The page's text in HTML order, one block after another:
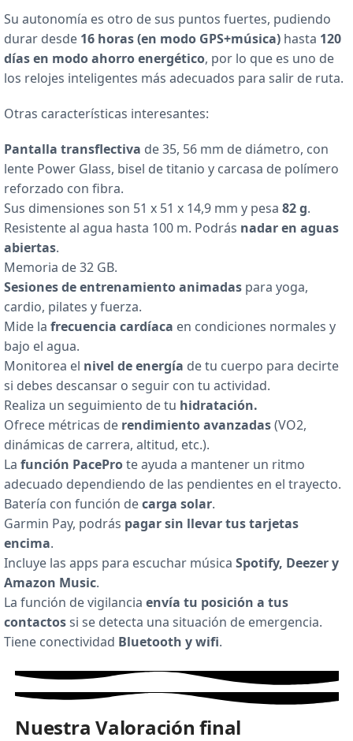
Su autonomía es otro de sus puntos fuertes, pudiendo
durar desde 16 horas (en modo GPS+música) hasta 120
días en modo ahorro energético, por lo que es uno de
los relojes inteligentes más adecuados para salir de ruta.
Otras características interesantes:
Pantalla transflectiva de 35, 56 mm de diámetro, con
lente Power Glass, bisel de titanio y carcasa de polímero
reforzado con fibra.
Sus dimensiones son 51 x 51 x 14,9 mm y pesa 82 g.
Resistente al agua hasta 100 m. Podrás nadar en aguas
abiertas.
Memoria de 32 GB.
Sesiones de entrenamiento animadas para yoga,
cardio, pilates y fuerza.
Mide la frecuencia cardíaca en condiciones normales y
bajo el agua.
Monitorea el nivel de energía de tu cuerpo para decirte
si debes descansar o seguir con tu actividad.
Realiza un seguimiento de tu hidratación.
Ofrece métricas de rendimiento avanzadas(VO2,
dinámicas de carrera, altitud, etc.).
La función PaceProte ayuda a mantener un ritmo
adecuado dependiendo de las pendientes en el trayecto.
Batería con función decarga solar.
Garmin Pay, podrás pagar sin llevar tus tarjetas
encima.
Incluye las apps para escuchar música Spotify, Deezer y
Amazon Music.
La función de vigilancia envía tu posición a tus
contactossi se detecta una situación de emergencia.
Tiene conectividad Bluetooth y wifi.
Nuestra Valoración final